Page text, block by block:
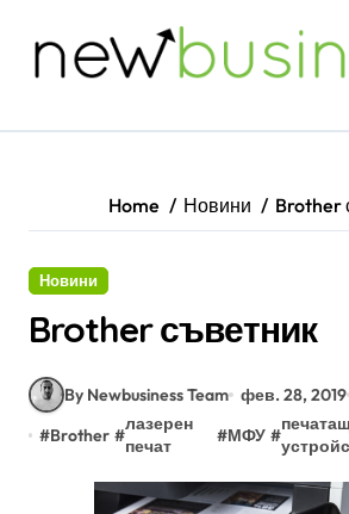
Home Новини Brother
Новини
Brother съветник
By Newbusiness Team фев. 28, 2019
#Brother #
лазерен
печат
#МФУ #